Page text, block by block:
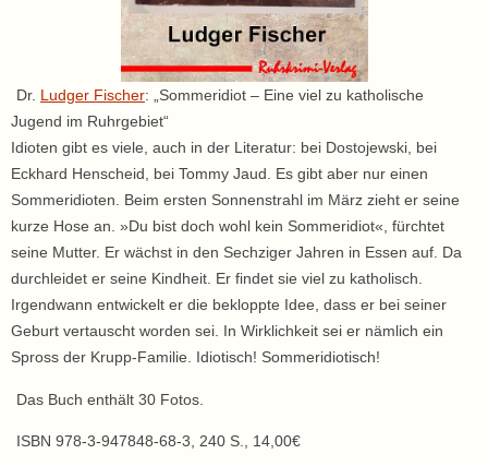
Dr. Ludger Fischer: „Sommeridiot – Eine viel zu katholische
Jugend im Ruhrgebiet“
Idioten gibt es viele, auch in der Literatur: bei Dostojewski, bei
Eckhard Henscheid, bei Tommy Jaud. Es gibt aber nur einen
Sommeridioten. Beim ersten Sonnenstrahl im März zieht er seine
kurze Hose an. »Du bist doch wohl kein Sommeridiot«, fürchtet
seine Mutter. Er wächst in den Sechziger Jahren in Essen auf. Da
durchleidet er seine Kindheit. Er findet sie viel zu katholisch.
Irgendwann entwickelt er die bekloppte Idee, dass er bei seiner
Geburt vertauscht worden sei. In Wirklichkeit sei er nämlich ein
Spross der Krupp-Familie. Idiotisch! Sommeridiotisch!
Das Buch enthält 30 Fotos.
ISBN 978-3-947848-68-3, 240 S., 14,00€